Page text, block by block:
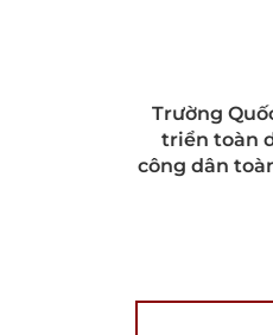
Trường
triển toàn
công dân